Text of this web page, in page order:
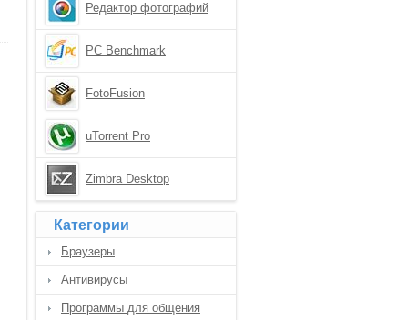
Редактор фотографий
PC Benchmark
FotoFusion
uTorrent Pro
Zimbra Desktop
Категории
Браузеры
Антивирусы
Программы для общения